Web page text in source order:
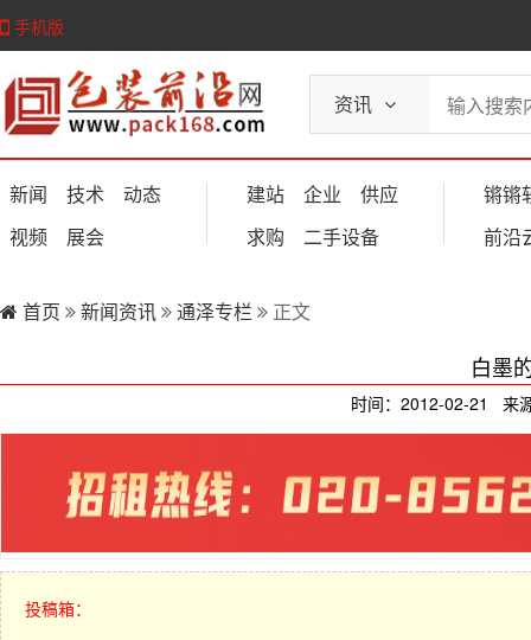
手机版
资讯
新闻 技术
动态
视频
展会
建站 企业
供应
求购
二手设备
锵锵
前沿
首页 新闻资讯 通泽专栏 正文
白墨
时间：2012-02-21 来
投稿箱：